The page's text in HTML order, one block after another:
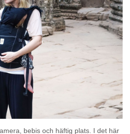
bebis och häftig plats. I det här